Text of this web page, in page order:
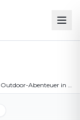
Outdoor-Abenteuer in Hoyerswerda